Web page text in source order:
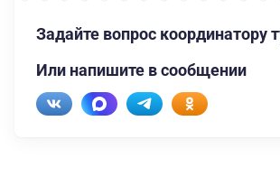
Задайте вопрос координатору
Или напишите в сообщении